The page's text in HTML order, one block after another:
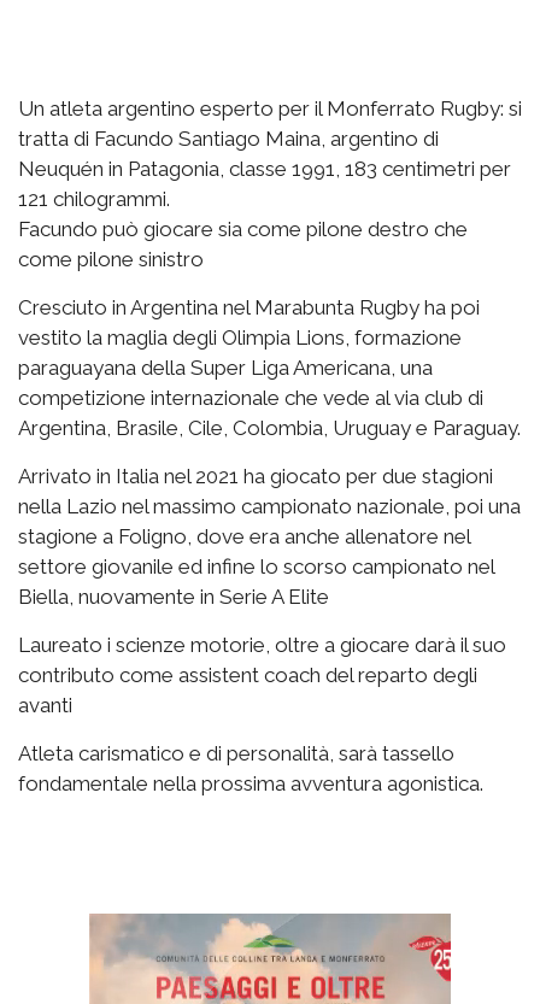
Un atleta argentino esperto per il Monferrato Rugby: si
tratta di Facundo Santiago Maina, argentino di
Neuquén in Patagonia, classe 1991, 183 centimetri per
121 chilogrammi.
Facundo può giocare sia come pilone destro che
come pilone sinistro
Cresciuto in Argentina nel Marabunta Rugby ha poi
vestito la maglia degli Olimpia Lions, formazione
paraguayana della Super Liga Americana, una
competizione internazionale che vede al via club di
Argentina, Brasile, Cile, Colombia, Uruguay e Paraguay.
Arrivato in Italia nel 2021 ha giocato per due stagioni
nella Lazio nel massimo campionato nazionale, poi una
stagione a Foligno, dove era anche allenatore nel
settore giovanile ed infine lo scorso campionato nel
Biella, nuovamente in Serie A Elite
Laureato i scienze motorie, oltre a giocare darà il suo
contributo come assistent coach del reparto degli
avanti
Atleta carismatico e di personalità, sarà tassello
fondamentale nella prossima avventura agonistica.